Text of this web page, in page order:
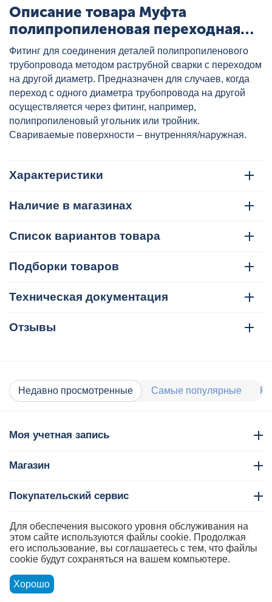
Описание товара Муфта
полипропиленовая переходная
ВН/НР 50x40 бел. VALTEC,
артикул: VTp.704.0.050040
Фитинг для соединения деталей полипропиленового
трубопровода методом раструбной сварки с переходом
на другой диаметр. Предназначен для случаев, когда
переход с одного диаметра трубопровода на другой
осуществляется через фитинг, например,
полипропиленовый угольник или тройник.
Свариваемые поверхности – внутренняя/наружная.
Характеристики
Наличие в магазинах
Список вариантов товара
Подборки товаров
Техническая документация
Отзывы
Недавно просмотренные Самые популярные
Моя учетная запись
Магазин
Покупательский сервис
Контакты
Для обеспечения высокого уровня обслуживания на
этом сайте используются файлы cookie. Продолжая
его использование, вы соглашаетесь с тем, что файлы
cookie будут сохраняться на вашем компьютере.
Хорошо